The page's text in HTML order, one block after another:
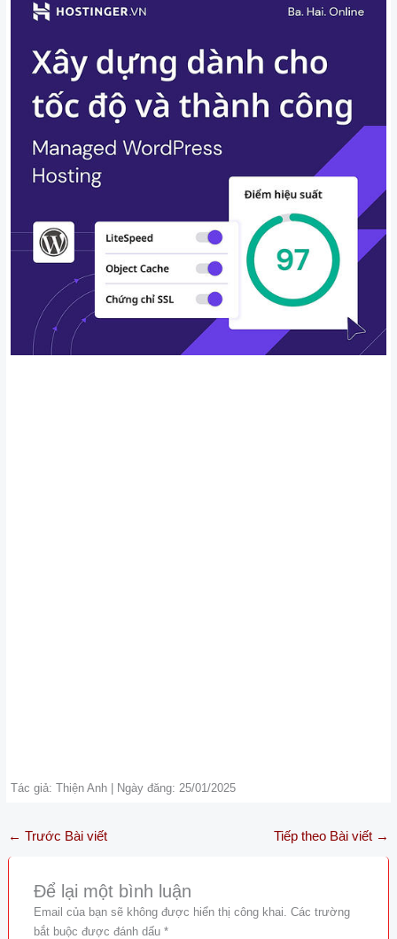
Tác giả: Thiện Anh | Ngày đăng: 25/01/2025
← Trước Bài viết Tiếp theo Bài viết →
Để lại một bình luận
Email của bạn sẽ không được hiển thị công khai. Các trường
bắt buộc được đánh dấu *